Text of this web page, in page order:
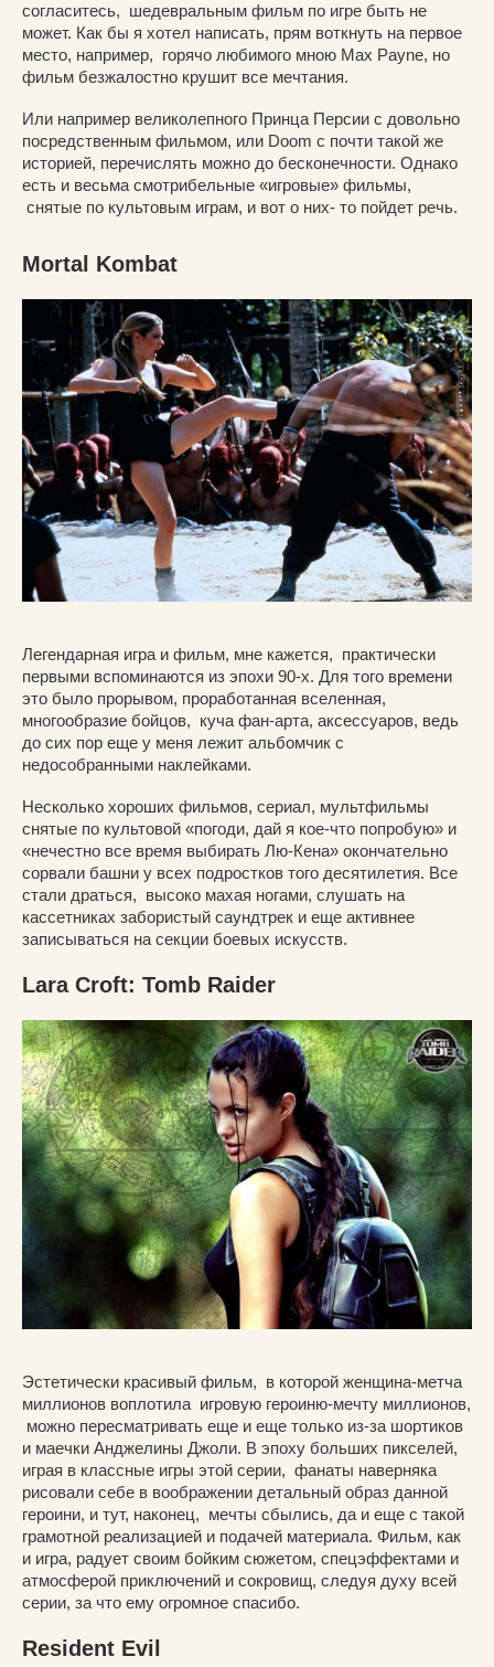
согласитесь, шедевральным фильм по игре быть не
может. Как бы я хотел написать, прям воткнуть на первое
место, например, горячо любимого мною Max Payne, но
фильм безжалостно крушит все мечтания.
Или например великолепного Принца Персии с довольно
посредственным фильмом, или Doom с почти такой же
историей, перечислять можно до бесконечности. Однако
есть и весьма смотрибельные «игровые» фильмы,
снятые по культовым играм, и вот о них- то пойдет речь.
Mortal Kombat
Легендарная игра и фильм, мне кажется, практически
первыми вспоминаются из эпохи 90-х. Для того времени
это было прорывом, проработанная вселенная,
многообразие бойцов, куча фан-арта, аксессуаров, ведь
до сих пор еще у меня лежит альбомчик с
недособранными наклейками.
Несколько хороших фильмов, сериал, мультфильмы
снятые по культовой «погоди, дай я кое-что попробую» и
«нечестно все время выбирать Лю-Кена» окончательно
сорвали башни у всех подростков того десятилетия. Все
стали драться, высоко махая ногами, слушать на
кассетниках забористый саундтрек и еще активнее
записываться на секции боевых искусств.
Lara Croft: Tomb Raider
Эстетически красивый фильм, в которой женщина-метча
миллионов воплотила игровую героиню-мечту миллионов,
можно пересматривать еще и еще только из-за шортиков
и маечки Анджелины Джоли. В эпоху больших пикселей,
играя в классные игры этой серии, фанаты наверняка
рисовали себе в воображении детальный образ данной
героини, и тут, наконец, мечты сбылись, да и еще с такой
грамотной реализацией и подачей материала. Фильм, как
и игра, радует своим бойким сюжетом, спецэффектами и
атмосферой приключений и сокровищ, следуя духу всей
серии, за что ему огромное спасибо.
Resident Evil